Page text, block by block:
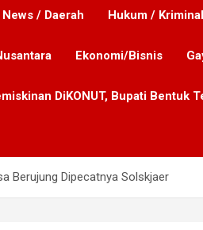
News / Daerah Hukum / Kriminal
Ekonomi/Bisnis
DiKONUT, Bupati Bentuk
Berujung Dipecatnya Solskjaer